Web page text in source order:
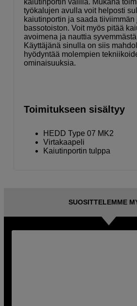
kaiutinportin välillä. Mukana
työkalujen avulla voit helposti
kaiutinportin ja saada tiiviimmän
bassotoiston. Voit myös pitää
avoimena ja nauttia
Käyttäjänä sinulla on siis
hyödyntää molempien
ominaisuuksia.
Toimitukseen sisältyy
HEDD Type 07 MK2
Virtakaapeli
Kaiutinportin tulppa
SUOSITTELEMME